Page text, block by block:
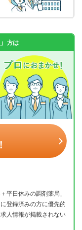
方は
平日休みの調剤薬局」
登録済みの方に優先的
人情報が掲載されない